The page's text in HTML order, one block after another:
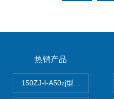
热销产品
150ZJ-I-A50zj型花季传媒